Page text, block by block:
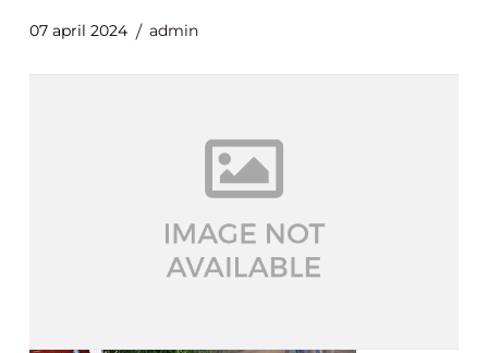
07 april 2024 admin